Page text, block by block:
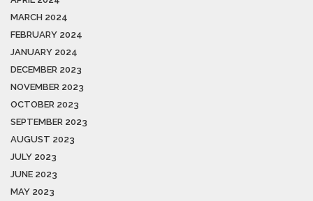
MARCH 2024
FEBRUARY 2024
JANUARY 2024
DECEMBER 2023
NOVEMBER 2023
OCTOBER 2023
SEPTEMBER 2023
AUGUST 2023
JULY 2023
JUNE 2023
MAY 2023